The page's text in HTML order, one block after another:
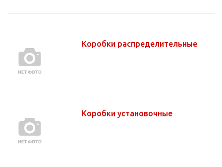
Коробки распределительные
Коробки установочные